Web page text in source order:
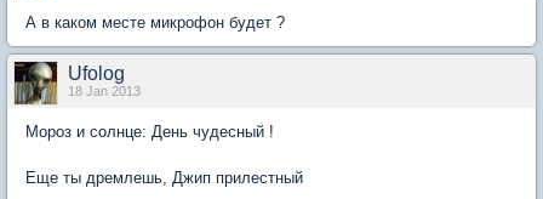
А в каком месте микрофон будет ?
Ufolog
18 Jan 2013
Мороз и солнце: День чудесный !
Еще ты дремлешь, Джип прилестный